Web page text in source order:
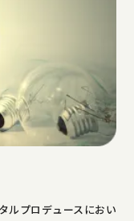
ルプロデュースにおい